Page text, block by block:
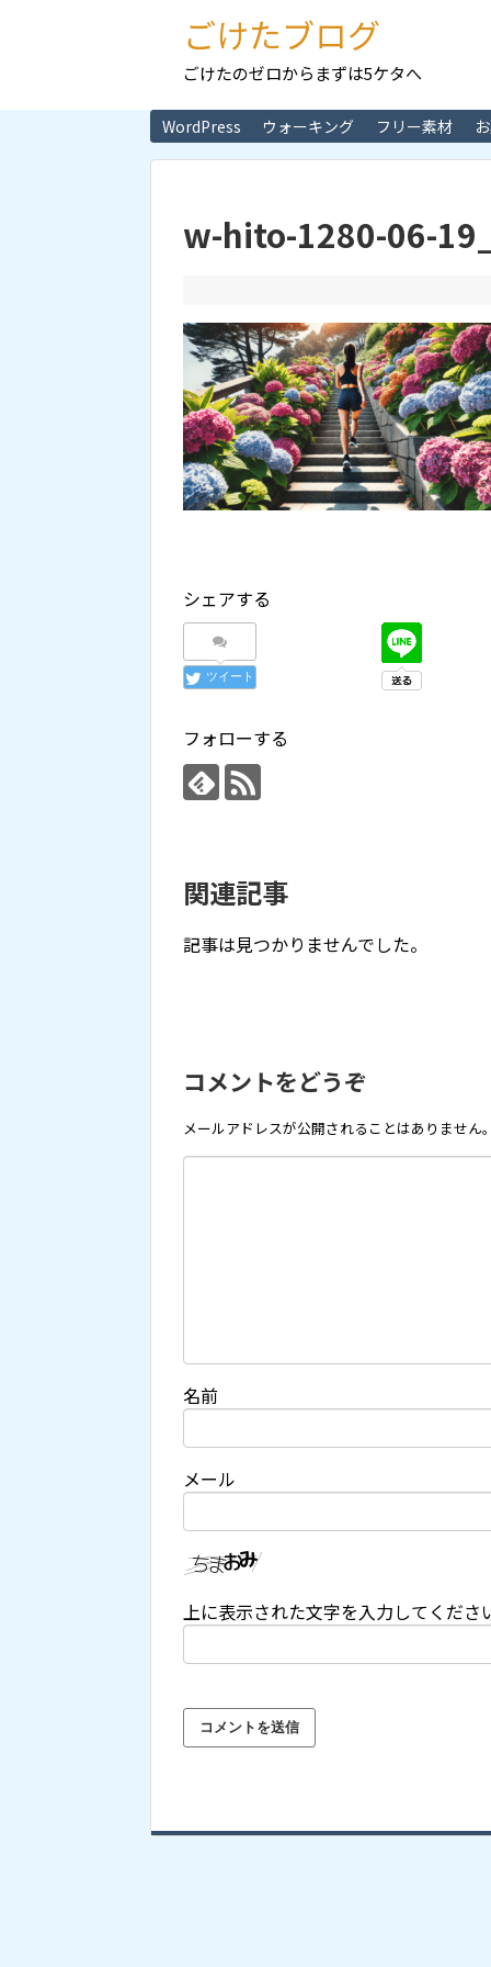
ごけたブログ
ごけたのゼロからまずは5ケタへ
WordPress ウォーキング フリー素材
w-hito-1280-06-
シェアする
ツイート
フォローする
関連記事
記事は見つかりませんでした。
コメントをどうぞ
メールアドレスが公開されることはありません
名前
メール
上に表示された文字を入力してくださ